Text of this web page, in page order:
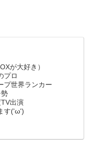
が大好き）
プロ
プ世界ランカー
出演
す('ω')